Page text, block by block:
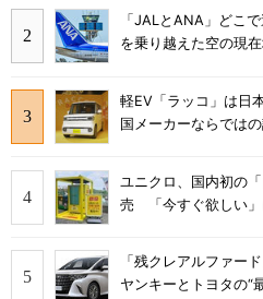
「JALとANA」どこ
を乗り越えた空の現
軽EV「ラッコ」は日
国メーカーならでは
ユニクロ、国内初の
売 「今すぐ欲しい」
「残クレアルファー
ヤンキーとトヨタの“